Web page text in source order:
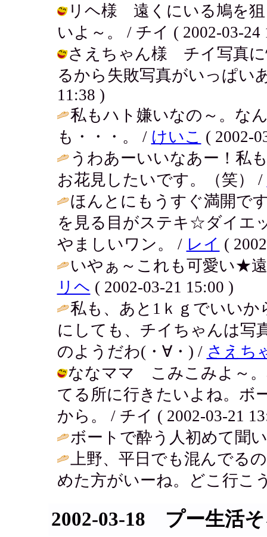
リヘ様 遠くにいる鳩を
いよ～。 / チイ ( 2002-03-24
さえちゃん様 チイ写真に
るから失敗写真がいっぱい
11:38 )
私もハト嫌いなの～。な
も・・・。 / けいこ ( 2002-
うわあーいいなあー！私
お花見したいです。（笑） /
ほんとにもうすぐ満開で
を見る目がステキ☆ダイエ
やましいワン。 / レイ (
いやぁ～これも可愛い★
リヘ ( 2002-03-21 15:00 )
私も、あと1ｋｇでいい
にしても、チイちゃんは写
のようだわ(・∀・) / さえち
ななママ こみこみよ～
てる所に行きたいよね。ボ
から。 / チイ ( 2002-03-21
ボートで酔う人初めて聞
上野、平日でも混んでる
めた方がいーね。どこ行こ
2002-03-18 プー生活